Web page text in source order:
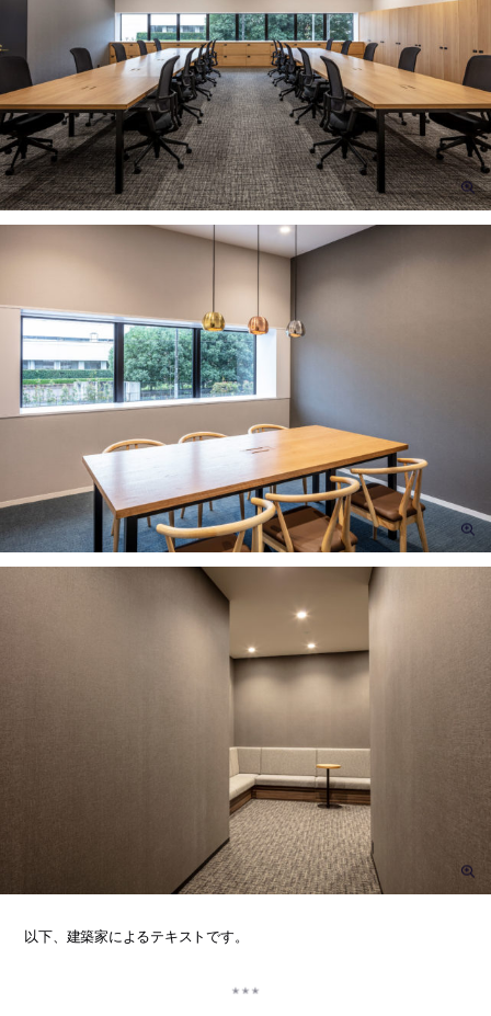
以下、建築家によるテキストです。